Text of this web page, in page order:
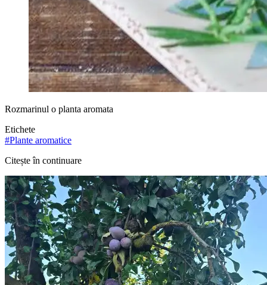
Rozmarinul o planta aromata
Etichete
#Plante aromatice
Citește în continuare